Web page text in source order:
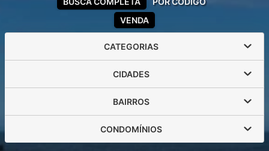
VENDA
CATEGORIAS
CIDADES
BAIRROS
CONDOMÍNIOS